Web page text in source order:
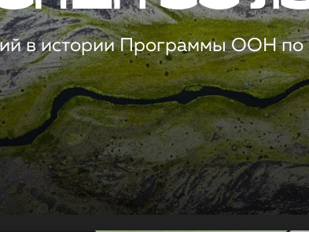
в истории Программы ООН